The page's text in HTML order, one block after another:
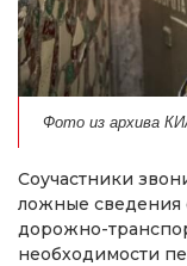
Фото из архива
Соучастники
ложные сведения
дорожно-
необходимости